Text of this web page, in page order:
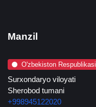
Manzil
O'zbekiston Respublikasi
Surxondaryo viloyati
Sherobod tumani
+998945122020